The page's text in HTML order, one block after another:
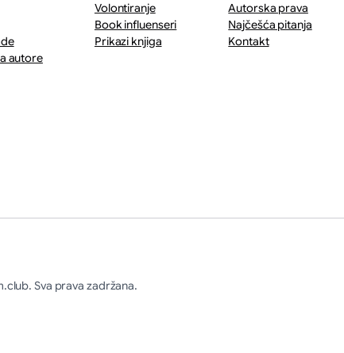
autore
Volontiranje
Book influenseri
Prikazi knjiga
Autorska prava
Najčešća pitanja
Kontakt
Sva prava zadržana.